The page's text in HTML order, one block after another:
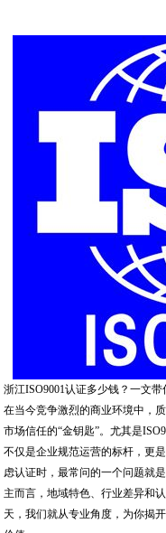
浙江ISO9001认证多少钱？一文
在当今竞争激烈的商业环境中，
市场信任的“金钥匙”。尤其是
不仅是企业规范运营的标杆，更
虑认证时，最常问的一个问题就
主而言，地域特色、行业差异和
天，我们就从专业角度，为你揭